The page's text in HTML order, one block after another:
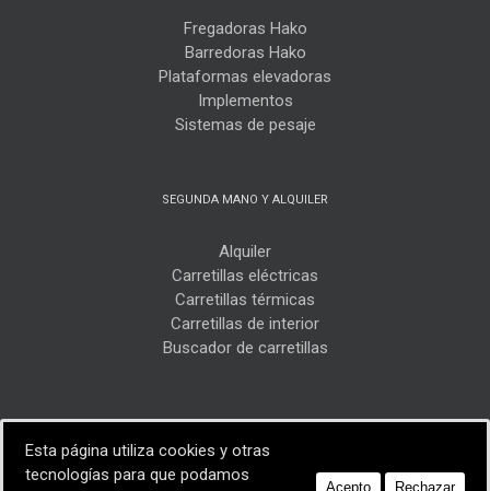
Fregadoras Hako
Barredoras Hako
Plataformas elevadoras
Implementos
Sistemas de pesaje
SEGUNDA MANO Y ALQUILER
Alquiler
Carretillas eléctricas
Carretillas térmicas
Carretillas de interior
Buscador de carretillas
Esta página utiliza cookies y otras
tecnologías para que podamos
Acepto Rechazar